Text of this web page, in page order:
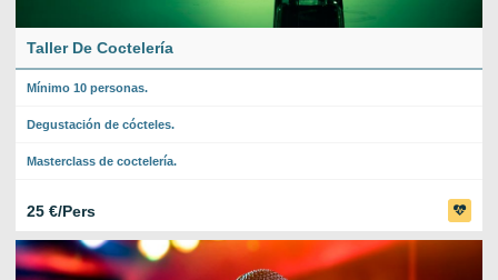
Taller De Coctelería
Mínimo 10 personas.
Degustación de cócteles.
Masterclass de coctelería.
25 €/Pers